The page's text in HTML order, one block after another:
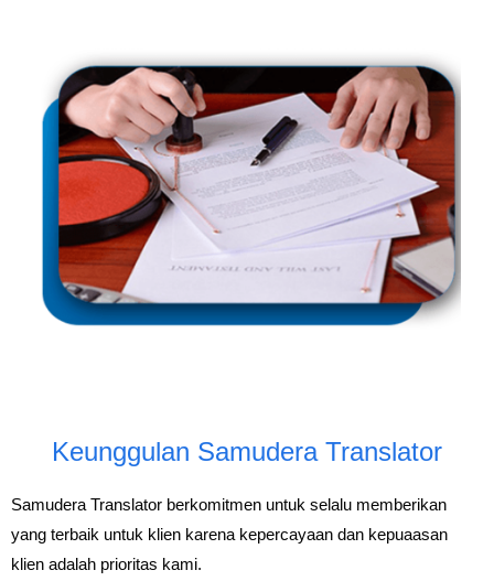
Keunggulan Samudera Translator
Samudera Translator berkomitmen untuk selalu memberikan
yang terbaik untuk klien karena kepercayaan dan kepuaasan
klien adalah prioritas kami.